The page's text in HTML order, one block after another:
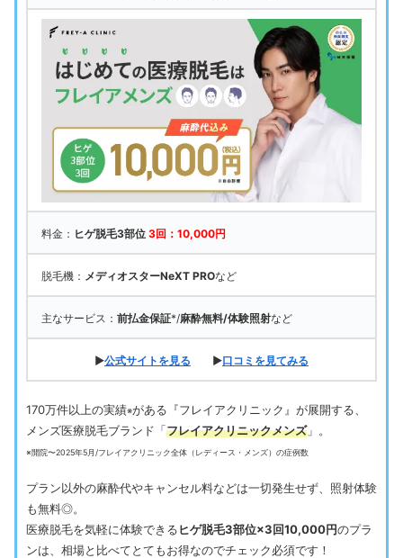
料金： ヒゲ脱毛3部位 3回：10,000円
脱毛機： メディオスターNeXT PROなど
主なサービス： 前払金保証*/麻酔無料/体験照射など
▶公式サイトを見る ▶口コミを見てみる
170万件以上の実績※がある『フレイアクリニック』が展開する、
メンズ医療脱毛ブランド「フレイアクリニックメンズ」。
※開院〜2025年5月/フレイアクリニック全体（レディース・メンズ）の症例数
プラン以外の麻酔代やキャンセル料などは一切発生せず、照射体験
も無料◎。
医療脱毛を気軽に体験できるヒゲ脱毛3部位×3回10,000円のプラ
ンは、相場と比べてとてもお得なのでチェック必須です！